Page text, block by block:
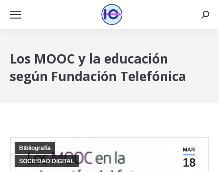
Los MOOC y la educación
según Fundación Telefónica
MAR
18
Bibliografía
SOCIEDAD DIGITAL